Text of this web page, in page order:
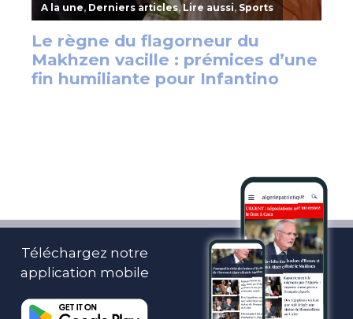
Téléchargez notre
application mobile